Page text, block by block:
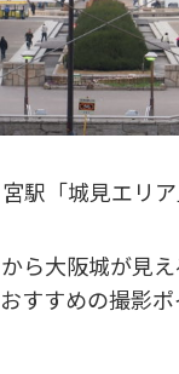
駅「城見エリ
から大阪城が見
すすめの撮影